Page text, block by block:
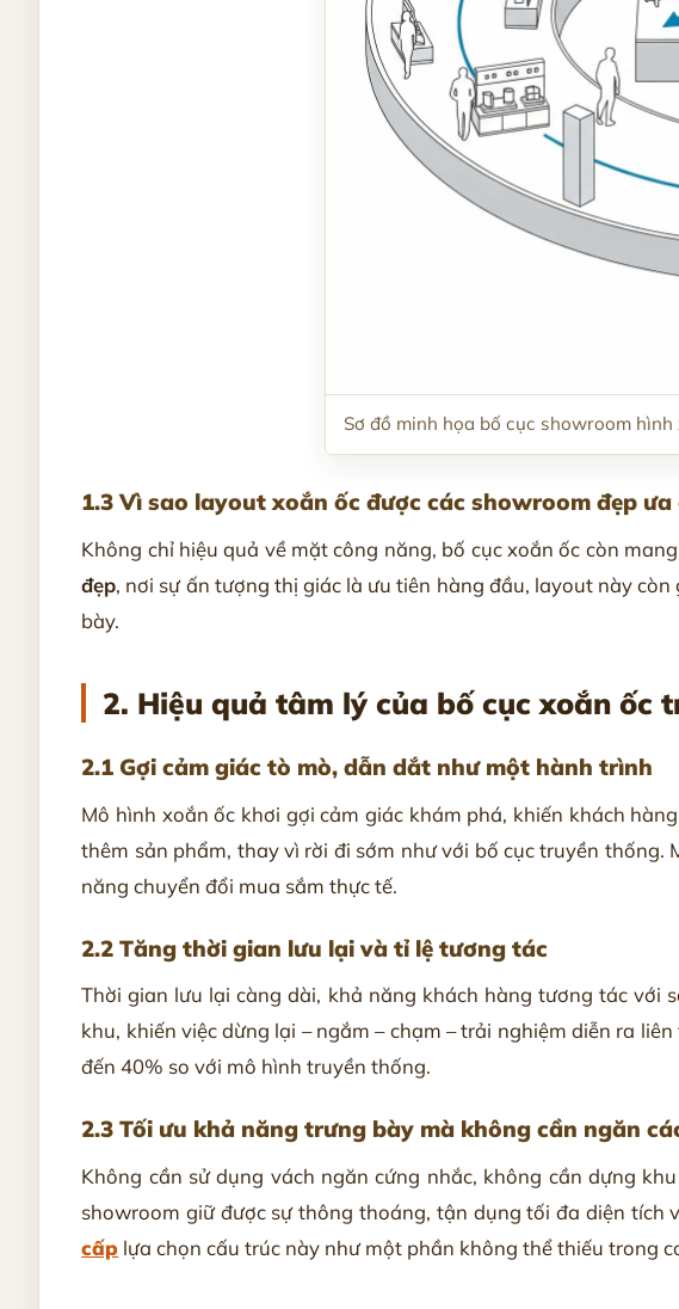
Sơ đồ minh họa bố cục showroom
1.3 Vì sao layout xoắn ốc được các showroom đẹp ưa
Không chỉ hiệu quả về mặt công năng, bố cục xoắn ốc còn
đẹp, nơi sự ấn tượng thị giác là ưu tiên hàng đầu, layout này
bày.
2. Hiệu quả tâm lý của bố cục xoắn ốc
2.1 Gợi cảm giác tò mò, dẫn dắt như một hành trình
Mô hình xoắn ốc khơi gợi cảm giác khám phá, khiến khách
thêm sản phẩm, thay vì rời đi sớm như với bố cục truyền
năng chuyển đổi mua sắm thực tế.
2.2 Tăng thời gian lưu lại và tỉ lệ tương tác
Thời gian lưu lại càng dài, khả năng khách hàng tương tác với
khu, khiến việc dừng lại – ngắm – chạm – trải nghiệm diễn ra
đến 40% so với mô hình truyền thống.
2.3 Tối ưu khả năng trưng bày mà không cần ngăn
Không cần sử dụng vách ngăn cứng nhắc, không cần dựng
showroom giữ được sự thông thoáng, tận dụng tối đa diện
cấp lựa chọn cấu trúc này như một phần không thể thiếu trong